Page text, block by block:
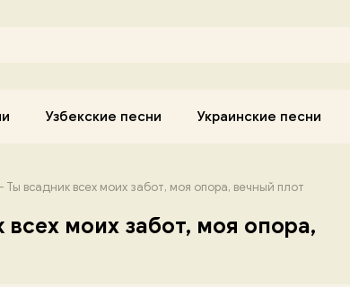
Узбекские песни Украинские песни
всадник всех моих забот, моя опора, вечный плот
моих забот, моя опора,